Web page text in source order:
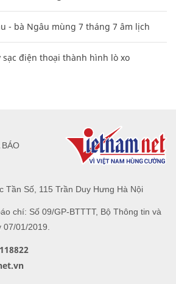
- bà Ngâu mùng 7 tháng 7 âm lịch
sạc điện thoại thành hình lò xo
Tần Số, 115 Trần Duy Hưng Hà Nội
chí: Số 09/GP-BTTTT, Bộ Thông tin và
01/2019.